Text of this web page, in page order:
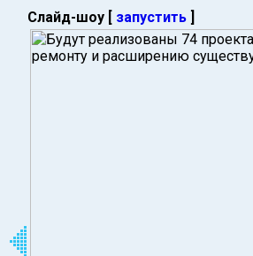
Слайд-шоу [ запустить ]